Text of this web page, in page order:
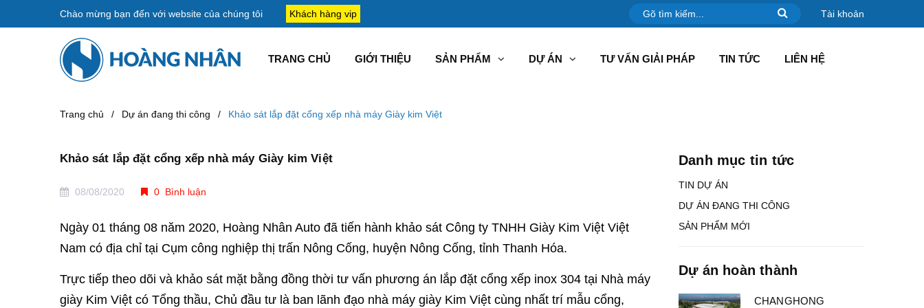
Chào mừng bạn đến với website của chúng tôi Khách hàng vip Tài khoản
TRANG CHỦ GIỚI THIỆU SẢN PHẨM DỰ ÁN TƯ VẤN GIẢI PHÁP TIN TỨC LIÊN HỆ
Trang chủ / Dự án đang thi công / Khảo sát lắp đặt cổng xếp nhà máy Giày kim Việt
Khảo sát lắp đặt cổng xếp nhà máy Giày kim Việt
08/08/2020 0 Bình luận
Ngày 01 tháng 08 năm 2020, Hoàng Nhân Auto đã tiến hành khảo sát Công ty TNHH Giày Kim Việt Việt
Nam có địa chỉ tại Cụm công nghiệp thị trấn Nông Cống, huyện Nông Cống, tỉnh Thanh Hóa.
Trực tiếp theo dõi và khảo sát mặt bằng đồng thời tư vấn phương án lắp đặt cổng xếp inox 304 tại Nhà máy
giày Kim Việt có Tổng thầu, Chủ đầu tư là ban lãnh đạo nhà máy giày Kim Việt cùng nhất trí mẫu cổng,
Danh mục tin tức
TIN DỰ ÁN
DỰ ÁN ĐANG THI CÔNG
SẢN PHẨM MỚI
Dự án hoàn thành
CHANGHONG